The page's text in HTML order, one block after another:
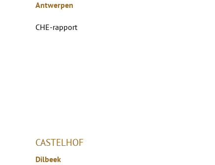
Antwerpen
CHE-rapport
CASTELHOF
Dilbeek